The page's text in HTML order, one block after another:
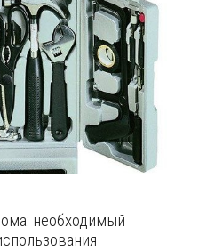
необходимый